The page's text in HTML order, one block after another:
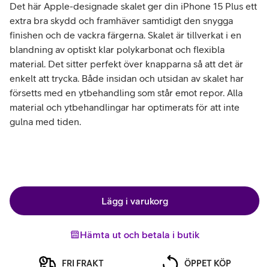
Det här Apple-designade skalet ger din iPhone 15 Plus ett
extra bra skydd och framhäver samtidigt den snygga
finishen och de vackra färgerna. Skalet är tillverkat i en
blandning av optiskt klar polykarbonat och flexibla
material. Det sitter perfekt över knapparna så att det är
enkelt att trycka. Både insidan och utsidan av skalet har
försetts med en ytbehandling som står emot repor. Alla
material och ytbehandlingar har optimerats för att inte
gulna med tiden.
Lägg i varukorg
Hämta ut och betala i butik
FRI FRAKT ÖPPET KÖP